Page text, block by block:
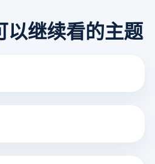
以继续看的主题